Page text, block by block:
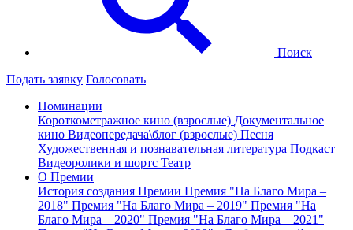
Поиск
Подать заявку Голосовать
Номинации
Короткометражное кино (взрослые) Документальное
кино Видеопередача\блог (взрослые) Песня
Художественная и познавательная литература Подкаст
Видеоролики и шортс Театр
О Премии
История создания Премии Премия "На Благо Мира –
2018" Премия "На Благо Мира – 2019" Премия "На
Благо Мира – 2020" Премия "На Благо Мира – 2021"